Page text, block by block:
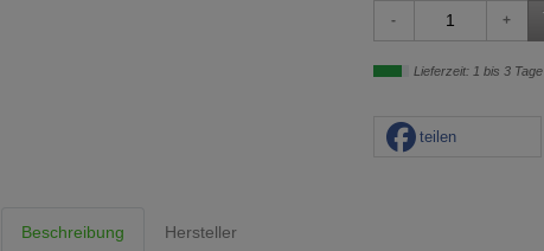
Lieferzeit: 1 bis 3 Tage
teilen
Beschreibung Hersteller